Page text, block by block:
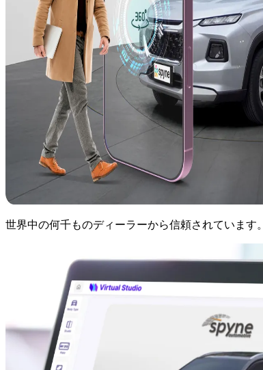
世界中の何千ものディーラーから信頼されています。